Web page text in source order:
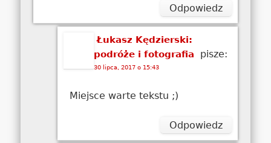
Odpowiedz
Łukasz Kędzierski:
podróże i fotografia
pisze:
30 lipca, 2017 o 15:43
Miejsce warte tekstu ;)
Odpowiedz